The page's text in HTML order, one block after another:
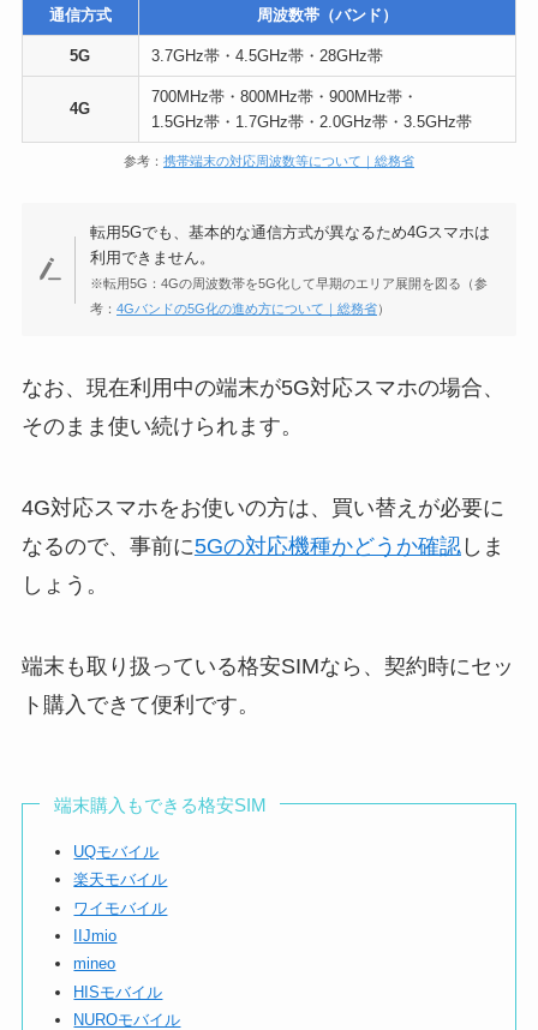
通信方式 周波数帯（バンド）
5G 3.7GHz帯・4.5GHz帯・28GHz帯
4G
700MHz帯・800MHz帯・900MHz帯・
1.5GHz帯・1.7GHz帯・2.0GHz帯・3.5GHz帯
参考： 携帯端末の対応周波数等について｜総務省
転用5Gでも、基本的な通信方式が異なるため4Gスマホは
利用できません。
※転用5G：4Gの周波数帯を5G化して早期のエリア展開を図る（参
考：4Gバンドの5G化の進め方について｜総務省）
なお、現在利用中の端末が5G対応スマホの場合、
そのまま使い続けられます。
4G対応スマホをお使いの方は、買い替えが必要に
なるので、事前に5Gの対応機種かどうか確認しま
しょう。
端末も取り扱っている格安SIMなら、契約時にセッ
ト購入できて便利です。
端末購入もできる格安SIM
UQモバイル
楽天モバイル
ワイモバイル
IIJmio
mineo
HISモバイル
NUROモバイル